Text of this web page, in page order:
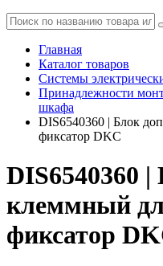
Главная
Каталог товаров
Системы
Принадлежности
шкафа
DIS6540360 | Блок
фиксатор DKC
DIS6540360 |
клеммный
фиксатор